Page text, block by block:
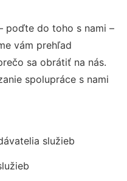
poďte do toho s nami –
vám prehľad
sa obrátiť na nás.
spolupráce s nami
služieb